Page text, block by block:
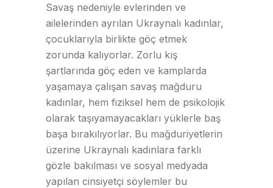
Savaş nedeniyle evlerinden ve
ailelerinden ayrılan Ukraynalı kadınlar,
çocuklarıyla birlikte göç etmek
zorunda kalıyorlar. Zorlu kış
şartlarında göç eden ve kamplarda
yaşamaya çalışan savaş mağduru
kadınlar, hem fiziksel hem de psikolojik
olarak taşıyamayacakları yüklerle baş
başa bırakılıyorlar. Bu mağduriyetlerin
üzerine Ukraynalı kadınlara farklı
gözle bakılması ve sosyal medyada
yapılan cinsiyetçi söylemler bu